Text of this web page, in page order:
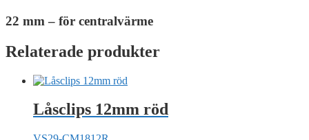
22 mm – för centralvärme
Relaterade produkter
Låsclips 12mm röd